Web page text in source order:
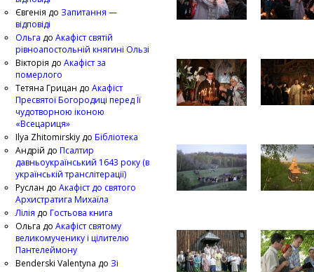
Євгенія до Запитання —
відповіді
Ольга до Акафіст святій
рівноапостольній княгині Ользі
Вікторія до Акафіст за
померлого
Тетяна Грицан до Акафіст
Пресвятої Богородиці перед Її
чудотворною іконою
«Всецариця»
Ilya Zhitomirskiy до Бібліотека
Андрій до Псалтир
давньоукраїнський 1643 року (в
українській транслітерації)
Руслан до Акафіст до святого
Архистратига Михаїла
Лілія до Гостьова книга
Ольга до Акафіст святому
великомученику і цілителю
Пантелеймону
Benderski Valentyna до Зі